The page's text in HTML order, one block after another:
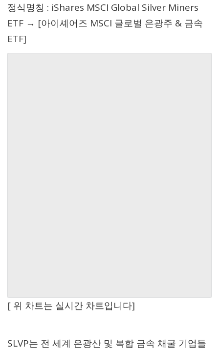
정식명칭 : iShares MSCI Global Silver Miners
ETF → [아이셰어즈 MSCI 글로벌 은광주 & 금속
ETF]
[ 위 차트는 실시간 차트입니다]
SLVP는 전 세계 은광산 및 복합 금속 채굴 기업들